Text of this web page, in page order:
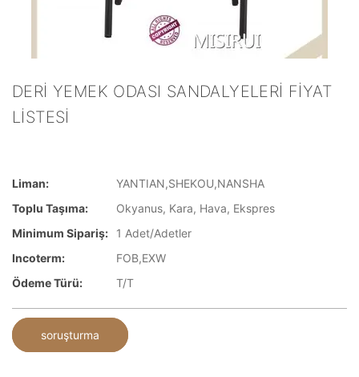
DERI YEMEK ODASI SANDALYELERI FIYAT
LISTESI
Liman:
YANTIAN,SHEKOU,NANSHA
Toplu Taşıma:
Okyanus, Kara, Hava, Ekspres
Minimum Sipariş:
1 Adet/Adetler
Incoterm:
FOB,EXW
Ödeme Türü:
T/T
soruşturma